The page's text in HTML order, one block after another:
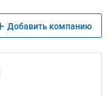
Добавить компанию